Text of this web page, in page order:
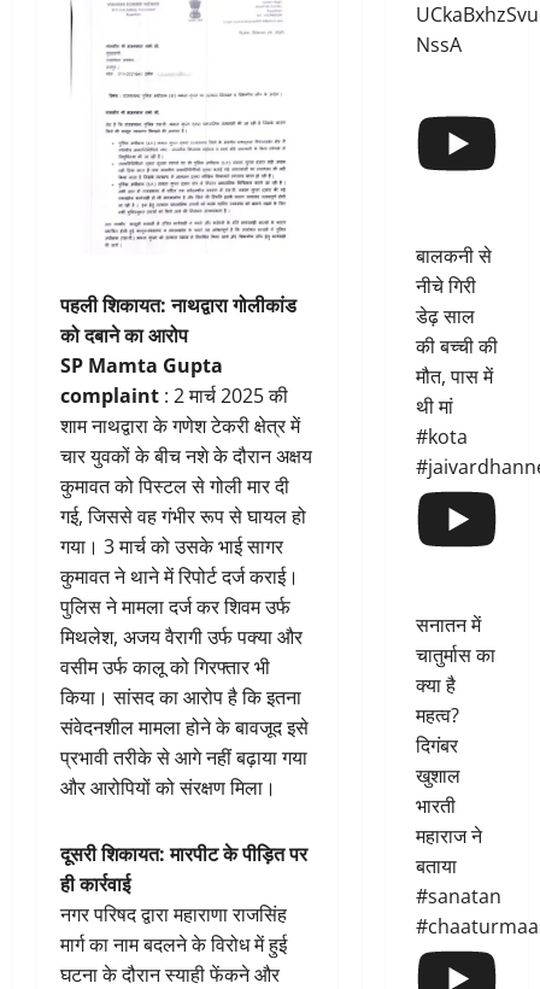
पहली शिकायत: नाथद्वारा गोलीकांड
को दबाने का आरोप
SP Mamta Gupta
complaint : 2 मार्च 2025 की
शाम नाथद्वारा के गणेश टेकरी क्षेत्र में
चार युवकों के बीच नशे के दौरान अक्षय
कुमावत को पिस्टल से गोली मार दी
गई, जिससे वह गंभीर रूप से घायल हो
गया। 3 मार्च को उसके भाई सागर
कुमावत ने थाने में रिपोर्ट दर्ज कराई।
पुलिस ने मामला दर्ज कर शिवम उर्फ
मिथलेश, अजय वैरागी उर्फ पक्या और
वसीम उर्फ कालू को गिरफ्तार भी
किया। सांसद का आरोप है कि इतना
संवेदनशील मामला होने के बावजूद इसे
प्रभावी तरीके से आगे नहीं बढ़ाया गया
और आरोपियों को संरक्षण मिला।
दूसरी शिकायत: मारपीट के पीड़ित पर
ही कार्रवाई
नगर परिषद द्वारा महाराणा राजसिंह
मार्ग का नाम बदलने के विरोध में हुई
घटना के दौरान स्याही फेंकने और
NssA
बालकनी से
नीचे गिरी
डेढ़ साल
की बच्ची की
मौत, पास में
थी मां
#kota
सनातन में
चातुर्मास का
क्या है
महत्व?
दिगंबर
खुशाल
भारती
महाराज ने
बताया
#sanatan